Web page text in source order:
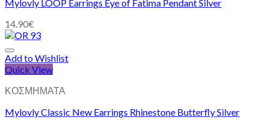
Mylovly LOOP Earrings Eye of Fatima Pendant Silver
14.90€
Add to Wishlist
Quick View
ΚΟΣΜΗΜΑΤΑ
Mylovly Classic New Earrings Rhinestone Butterfly Silver